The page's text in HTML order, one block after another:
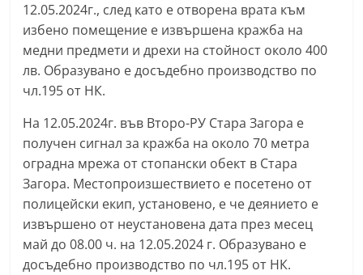
а
г
о
р
–
k
a
z
n
l
12.05.2024г., след като е отворена врата към
избено помещение е извършена кражба на
медни предмети и дрехи на стойност около 400
лв. Образувано е досъдебно производство по
чл.195 от НК.
На 12.05.2024г. във Второ-РУ Стара Загора е
получен сигнал за кражба на около 70 метра
оградна мрежа от стопански обект в Стара
Загора. Местопроизшествието е посетено от
полицейски екип, установено, е че деянието е
извършено от неустановена дата през месец
май до 08.00 ч. на 12.05.2024 г. Образувано е
досъдебно производство по чл.195 от НК.